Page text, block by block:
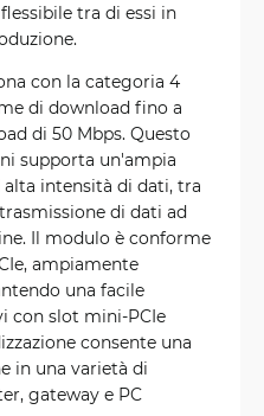
tra di essi in
con la categoria 4
di download fino a
di 50 Mbps. Questo
supporta un'ampia
intensità di dati, tra
di dati ad
Il modulo è conforme
ampiamente
una facile
con slot mini-PCIe
consente una
in una varietà di
gateway e PC